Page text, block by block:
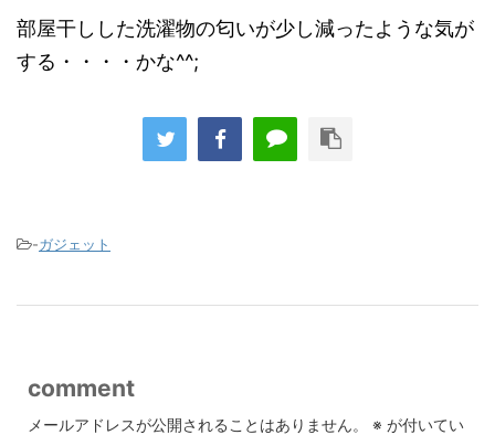
部屋干しした洗濯物の匂いが少し減ったような気が
する・・・・かな^^;
-ガジェット
comment
メールアドレスが公開されることはありません。 ※ が付いてい